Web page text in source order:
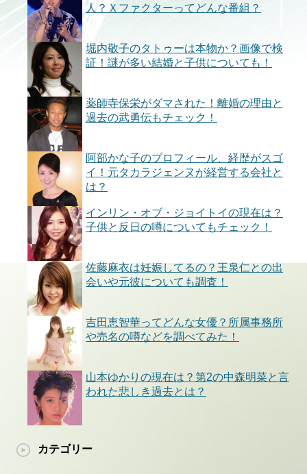
人？Ｘファクターってどんな番組？
堀内敬子のタトゥーは本物か？画像で検
証！謎が多い結婚と子供についても！
薬師寺保栄がダマされた！離婚の理由と
過去の武勇伝もチェック！
阿部かな子のプロフィール、経歴がスゴ
イ！元タカラジェンヌが経営する会社と
は？
インリン・オブ・ジョイトイの現在は？
子供と反日の噂についてもチェック！
佐藤麻衣は妊娠してるの？王泉仁との出
会いや元彼についても調査！
吉田恵智華ってどんな女優？所属事務所
や売名の噂などを調べてみた！
山本ゆかりの現在は？第2の中森明菜と言
われた悲しき過去とは？
カテゴリー